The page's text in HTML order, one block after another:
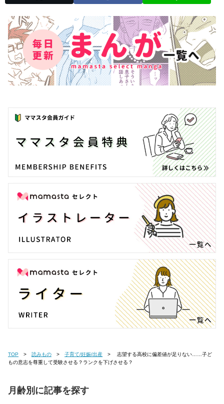
TOP 読みもの 子育て/妊娠/出産
もの意志を尊重して受験させる？ランクを下げさせる？
月齢別に記事を探す